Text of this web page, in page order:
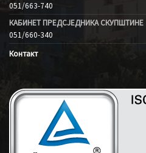
051/663-740
КАБИНЕТ ПРЕДСЈЕДНИКА СКУПШТИНЕ
051/660-340
Контакт